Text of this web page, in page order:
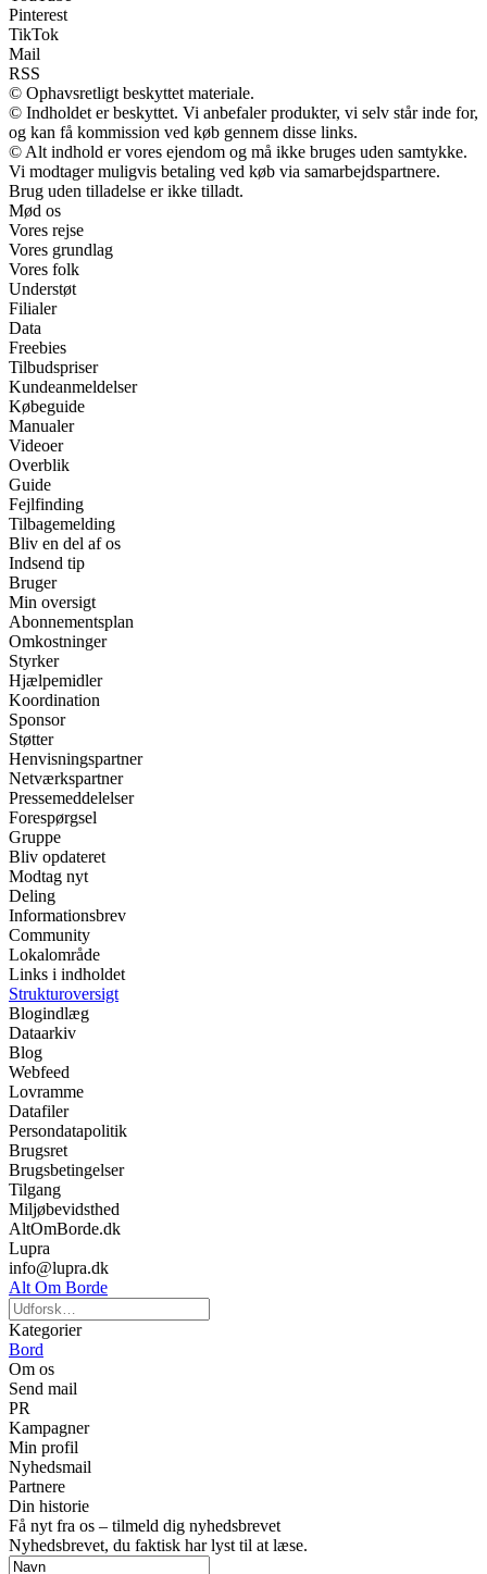
Pinterest
TikTok
Mail
RSS
© Ophavsretligt beskyttet materiale.
© Indholdet er beskyttet. Vi anbefaler produkter, vi selv står inde for,
og kan få kommission ved køb gennem disse links.
© Alt indhold er vores ejendom og må ikke bruges uden samtykke.
Vi modtager muligvis betaling ved køb via samarbejdspartnere.
Brug uden tilladelse er ikke tilladt.
Mød os
Vores rejse
Vores grundlag
Vores folk
Understøt
Filialer
Data
Freebies
Tilbudspriser
Kundeanmeldelser
Købeguide
Manualer
Videoer
Overblik
Guide
Fejlfinding
Tilbagemelding
Bliv en del af os
Indsend tip
Bruger
Min oversigt
Abonnementsplan
Omkostninger
Styrker
Hjælpemidler
Koordination
Sponsor
Støtter
Henvisningspartner
Netværkspartner
Pressemeddelelser
Forespørgsel
Gruppe
Bliv opdateret
Modtag nyt
Deling
Informationsbrev
Community
Lokalområde
Links i indholdet
Strukturoversigt
Blogindlæg
Dataarkiv
Blog
Webfeed
Lovramme
Datafiler
Persondatapolitik
Brugsret
Brugsbetingelser
Tilgang
Miljøbevidsthed
AltOmBorde.dk
Lupra
info@lupra.dk
Alt Om Borde
Kategorier
Bord
Om os
Send mail
PR
Kampagner
Min profil
Nyhedsmail
Partnere
Din historie
Få nyt fra os – tilmeld dig nyhedsbrevet
Nyhedsbrevet, du faktisk har lyst til at læse.